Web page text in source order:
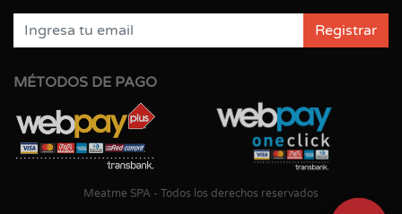
Registrar
MÉTODOS DE PAGO
Meatme SPA - Todos los derechos reservados